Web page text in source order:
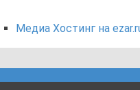
Медиа Хостинг на